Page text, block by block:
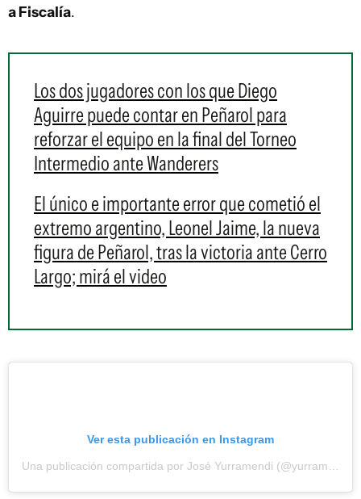
a Fiscalía.
Los dos jugadores con los que Diego
Aguirre puede contar en Peñarol para
reforzar el equipo en la final del Torneo
Intermedio ante Wanderers
El único e importante error que cometió el
extremo argentino, Leonel Jaime, la nueva
figura de Peñarol, tras la victoria ante Cerro
Largo; mirá el video
Ver esta publicación en Instagram